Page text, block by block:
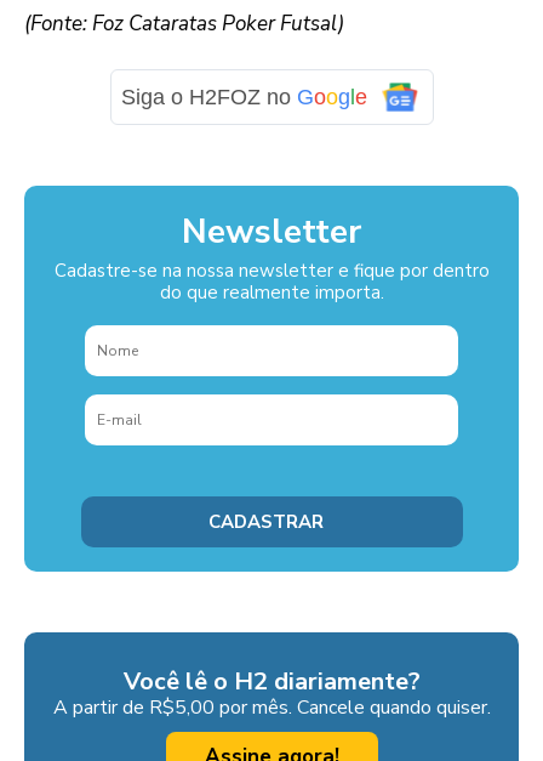
(Fonte: Foz Cataratas Poker Futsal)
Siga o H2FOZ no Google
Newsletter
Cadastre-se na nossa newsletter e fique por dentro
do que realmente importa.
Você lê o H2 diariamente?
A partir de R$5,00 por mês. Cancele quando quiser.